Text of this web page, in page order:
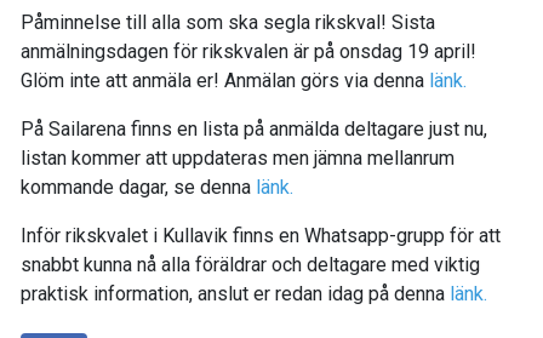
Påminnelse till alla som ska segla rikskval! Sista
anmälningsdagen för rikskvalen är på onsdag 19 april!
Glöm inte att anmäla er! Anmälan görs via denna länk.
På Sailarena finns en lista på anmälda deltagare just nu,
listan kommer att uppdateras men jämna mellanrum
kommande dagar, se denna länk.
Inför rikskvalet i Kullavik finns en Whatsapp-grupp för att
snabbt kunna nå alla föräldrar och deltagare med viktig
praktisk information, anslut er redan idag på denna länk.